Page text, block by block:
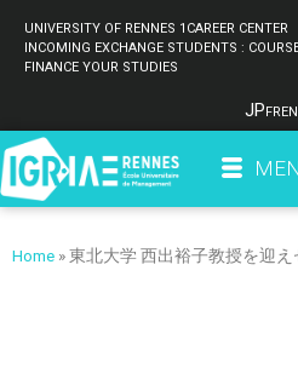
UNIVERSITY OF RENNES 1 CAREER CENTER
INCOMING EXCHANGE STUDENTS :
FINANCE YOUR STUDIES
JPFREN
Home »東北大学 西出裕子教授を迎